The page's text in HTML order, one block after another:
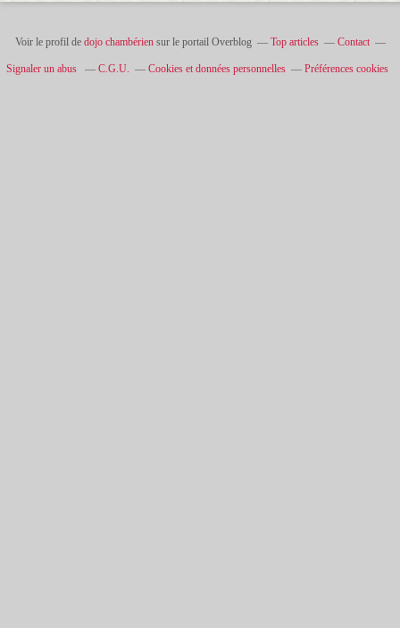
Voir le profil de dojo chambériensur le portail Overblog Top articles Contact
Signaler un abus C.G.U. Cookies et données personnelles Préférences cookies